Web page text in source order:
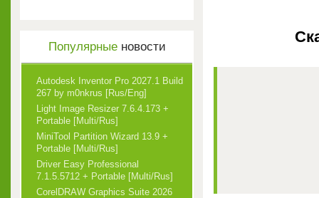
Популярныеновости
Autodesk Inventor Pro 2027.1 Build
267 by m0nkrus [Rus/Eng]
Light Image Resizer 7.6.4.173 +
Portable [Multi/Rus]
MiniTool Partition Wizard 13.9 +
Portable [Multi/Rus]
Driver Easy Professional
7.1.5.5712 + Portable [Multi/Rus]
CorelDRAW Graphics Suite 2026